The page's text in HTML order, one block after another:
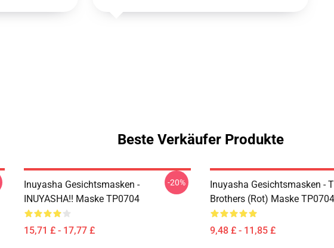
Beste Verkäufer Produkte
Inuyasha Gesichtsmasken -
INUYASHA!! Maske TP0704
15,71 £ - 17,77 £
-20%
Inuyasha Gesichtsmasken -
Brothers (rot) Maske TP0704
9,48 £ - 11,85 £